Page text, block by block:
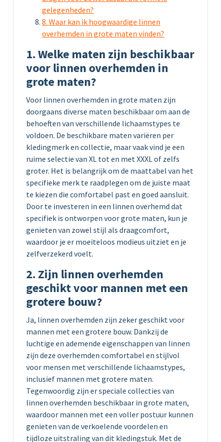
gelegenheden?
8. Waar kan ik hoogwaardige linnen
overhemden in grote maten vinden?
1. Welke maten zijn beschikbaar
voor linnen overhemden in
grote maten?
Voor linnen overhemden in grote maten zijn
doorgaans diverse maten beschikbaar om aan de
behoeften van verschillende lichaamstypes te
voldoen. De beschikbare maten variëren per
kledingmerk en collectie, maar vaak vind je een
ruime selectie van XL tot en met XXXL of zelfs
groter. Het is belangrijk om de maattabel van het
specifieke merk te raadplegen om de juiste maat
te kiezen die comfortabel past en goed aansluit.
Door te investeren in een linnen overhemd dat
specifiek is ontworpen voor grote maten, kun je
genieten van zowel stijl als draagcomfort,
waardoor je er moeiteloos modieus uitziet en je
zelfverzekerd voelt.
2. Zijn linnen overhemden
geschikt voor mannen met een
grotere bouw?
Ja, linnen overhemden zijn zeker geschikt voor
mannen met een grotere bouw. Dankzij de
luchtige en ademende eigenschappen van linnen
zijn deze overhemden comfortabel en stijlvol
voor mensen met verschillende lichaamstypes,
inclusief mannen met grotere maten.
Tegenwoordig zijn er speciale collecties van
linnen overhemden beschikbaar in grote maten,
waardoor mannen met een voller postuur kunnen
genieten van de verkoelende voordelen en
tijdloze uitstraling van dit kledingstuk. Met de